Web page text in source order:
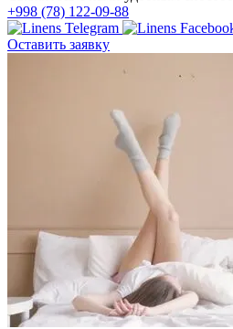
+998 (78) 122-09-88
Оставить заявку